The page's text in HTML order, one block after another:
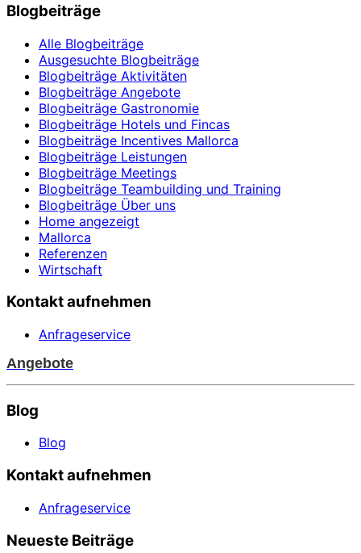
Blogbeiträge
Alle Blogbeiträge
Ausgesuchte Blogbeiträge
Blogbeiträge Aktivitäten
Blogbeiträge Angebote
Blogbeiträge Gastronomie
Blogbeiträge Hotels und Fincas
Blogbeiträge Incentives Mallorca
Blogbeiträge Leistungen
Blogbeiträge Meetings
Blogbeiträge Teambuilding und Training
Blogbeiträge Über uns
Home angezeigt
Mallorca
Referenzen
Wirtschaft
Kontakt aufnehmen
Anfrageservice
Angebote
Blog
Blog
Kontakt aufnehmen
Anfrageservice
Neueste Beiträge